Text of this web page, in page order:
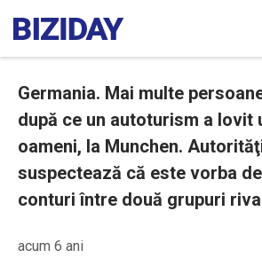
Germania. Mai multe
după ce un autoturism a lovit
oameni, la Munchen.
suspectează că este vorba
conturi între două grupuri
acum 6 ani